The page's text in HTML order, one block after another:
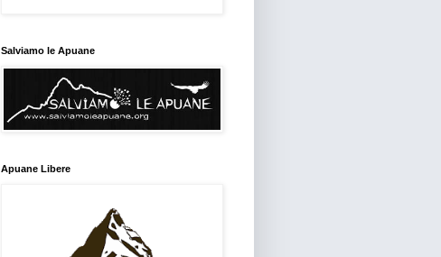
Salviamo le Apuane
Apuane Libere